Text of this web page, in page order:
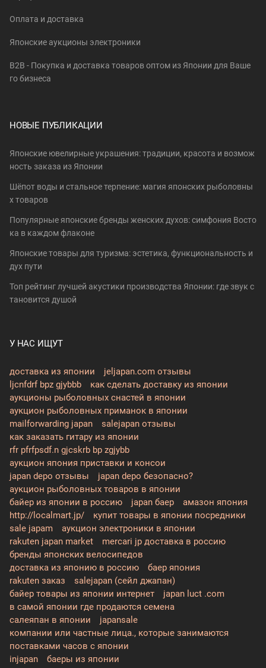
Оплата и доставка
Японские аукционы электроники
B2B - Покупка и доставка товаров оптом из Японии для Ваше
го бизнеса
НОВЫЕ ПУБЛИКАЦИИ
Японские ювелирные украшения: традиции, красота и возмож
ность заказа из Японии
Шёпот воды и стальное терпение: магия японских рыболовны
х товаров
Популярные японские бренды женских духов: симфония Восто
ка в каждом флаконе
Японские товары для туризма: эстетика, функциональность и
дух пути
Топ рейтинг лучшей акустики производства Японии: где звук с
тановится душой
У НАС ИЩУТ
доставка из японии
jeljapan.com отзывы
ljcnfdrf bpz gjybbb
как сделать доставку из японии
аукционы рыболовных снастей в японии
аукцион рыболовных приманок в японии
mailforwarding japan
salejapan отзывы
как заказать гитару из японии
rfr pfrfpsdf.n gjcskrb bp zgjybb
аукцион япония приставки и консои
japan depo отзывы
japan depo безопасно?
аукцион рыболовных товаров в японии
байер из японии в россию
japan баер
амазон япония
http://localmart.jp/
купит товары в японии посредники
sale japam
аукцион электроники в японии
rakuten japan market
mercari jp доставка в россию
бренды японских велосипедов
доставка из японию в россию
баер япония
rakuten заказ
salejapan (сейл джапан)
байер товары из японии интернет
japan luct .com
в самой японии где продаются семена
салеяпан в японии
japansale
компании или частные лица., которые занимаются
поставками часов с японии
injapan
баеры из японии